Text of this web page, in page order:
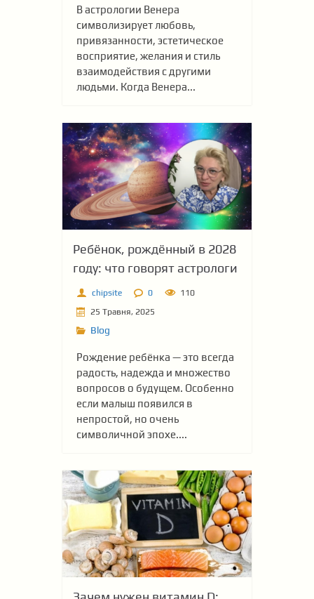
В астрологии Венера
символизирует любовь,
привязанности, эстетическое
восприятие, желания и стиль
взаимодействия с другими
людьми. Когда Венера...
Ребёнок, рождённый в 2028
году: что говорят астрологи
chipsite 0
110
25 Травня, 2025
Blog
Рождение ребёнка — это всегда
радость, надежда и множество
вопросов о будущем. Особенно
если малыш появился в
непростой, но очень
символичной эпохе....